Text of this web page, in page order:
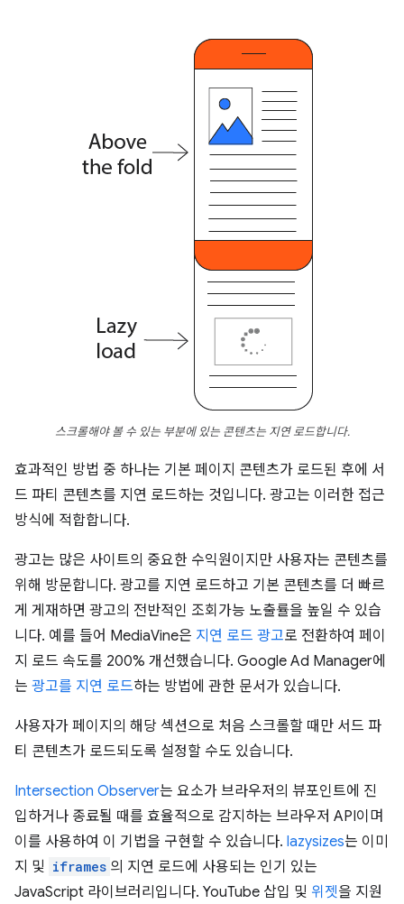
스크롤해야 볼 수 있는 부분에 있는 콘텐츠는 지연 로드합니다.
효과적인 방법 중 하나는 기본 페이지 콘텐츠가 로드된 후에 서
드 파티 콘텐츠를 지연 로드하는 것입니다. 광고는 이러한 접근
방식에 적합합니다.
광고는 많은 사이트의 중요한 수익원이지만 사용자는 콘텐츠를
위해 방문합니다. 광고를 지연 로드하고 기본 콘텐츠를 더 빠르
게 게재하면 광고의 전반적인 조회가능 노출률을 높일 수 있습
니다. 예를 들어 MediaVine은 지연 로드 광고로 전환하여 페이
지 로드 속도를 200% 개선했습니다. Google Ad Manager에
는 광고를 지연 로드하는 방법에 관한 문서가 있습니다.
사용자가 페이지의 해당 섹션으로 처음 스크롤할 때만 서드 파
티 콘텐츠가 로드되도록 설정할 수도 있습니다.
Intersection Observer는 요소가 브라우저의 뷰포인트에 진
입하거나 종료될 때를 효율적으로 감지하는 브라우저 API이며
이를 사용하여 이 기법을 구현할 수 있습니다. lazysizes는 이미
지 및 iframes 의 지연 로드에 사용되는 인기 있는
JavaScript 라이브러리입니다. YouTube 삽입 및 위젯을 지원